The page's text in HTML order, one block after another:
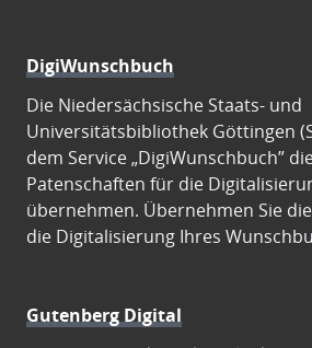
DigiWunschbuch
Die Niedersächsische Staats- und
Universitätsbibliothek Göttingen
dem Service „DigiWunschbuch”
Patenschaften für die
übernehmen. Übernehmen Sie
die Digitalisierung Ihres
Gutenberg Digital